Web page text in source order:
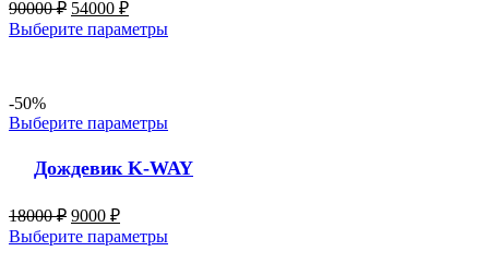
90000₽ 54000 ₽
Выберите параметры
-50%
Выберите параметры
Дождевик K-WAY
18000₽ 9000 ₽
Выберите параметры